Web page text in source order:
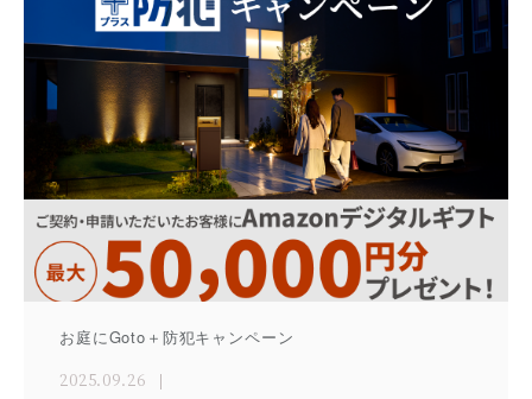
お庭にGoto＋防犯キャンペーン
2025.09.26